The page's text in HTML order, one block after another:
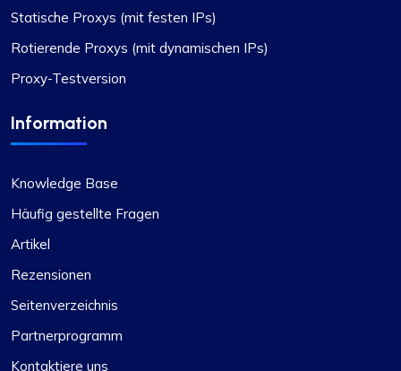
Nicht schlecht
ProxyCompass angeht, aber der reibungslose
Service und die große Auswahl haben mich
angenehm überrascht. Ihre Proxys sind für meine
effizient. Ich wünsche Ihrem Unternehmen viel
Erfolg und Wachstum!
Statische Proxys (mit festen IPs)
Rotierende Proxys (mit dynamischen IPs)
Proxy-Testversion
Information
Knowledge Base
Häufig gestellte Fragen
Artikel
Rezensionen
Seitenverzeichnis
Partnerprogramm
Kontaktiere uns